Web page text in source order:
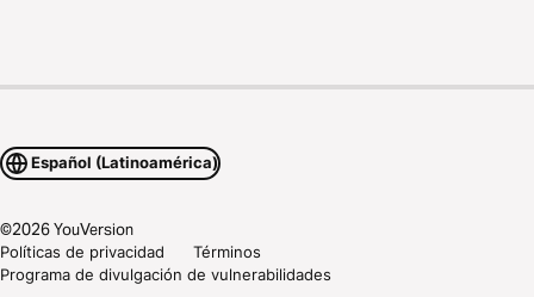
Español (Latinoamérica)
©2026YouVersion
Políticas de privacidad
Términos
Programa de divulgación de vulnerabilidades